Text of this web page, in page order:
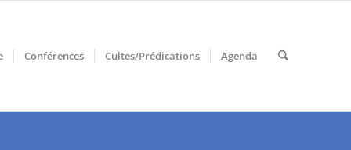
Conférences Cultes/Prédications Agenda